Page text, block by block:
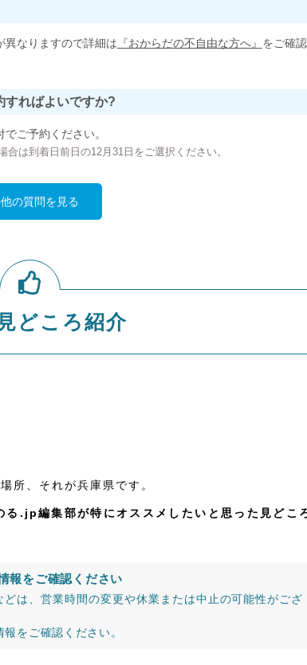
異なりますので詳細は 『おからだの不自由な方へ』 をご確
すればよいですか?
ご予約ください。
は到着日前日の12月31日をご選択ください。
の質問を見る
どころ紹介
所、それが兵庫県です。
る.jp編集部が特にオススメしたいと思った見どこ
報をご確認ください
は、営業時間の変更や休業または中止の可能性がござ
をご確認ください。